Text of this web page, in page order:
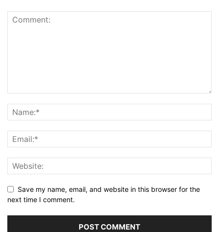
Save my name, email, and website in this browser for the
next time I comment.